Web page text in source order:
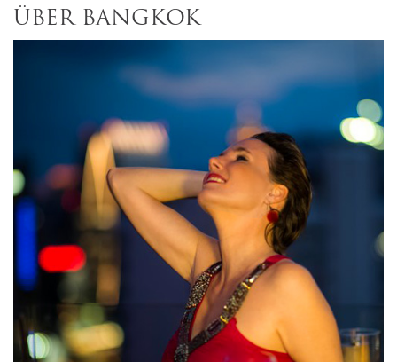
ÜBER BANGKOK